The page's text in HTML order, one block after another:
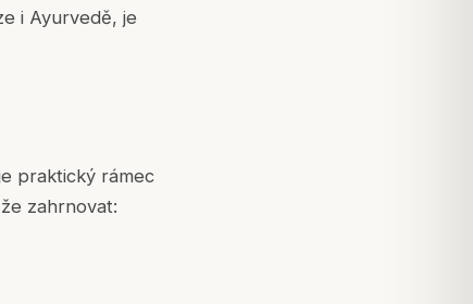
i Ayurvedě, je
praktický rámec
zahrnovat: